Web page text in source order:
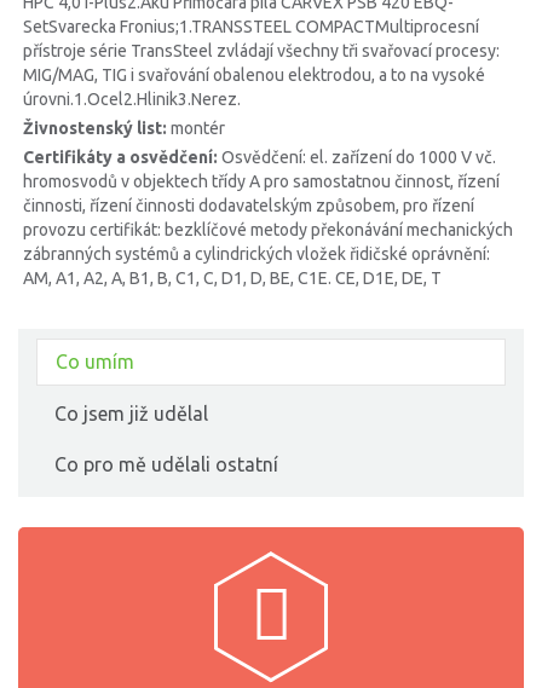
SetSvarecka Fronius;1.TRANSSTEEL COMPACTMultiprocesní
přístroje série TransSteel zvládají všechny tři svařovací procesy:
MIG/MAG, TIG i svařování obalenou elektrodou, a to na vysoké
úrovni.1.Ocel2.Hlinik3.Nerez.
Živnostenský list: montér
Certifikáty a osvědčení: Osvědčení: el. zařízení do 1000 V vč.
hromosvodů v objektech třídy A pro samostatnou činnost, řízení
činnosti, řízení činnosti dodavatelským způsobem, pro řízení
provozu certifikát: bezklíčové metody překonávání mechanických
zábranných systémů a cylindrických vložek řidičské oprávnění:
AM, A1, A2, A, B1, B, C1, C, D1, D, BE, C1E. CE, D1E, DE, T
Co umím
Co jsem již udělal
Co pro mě udělali ostatní